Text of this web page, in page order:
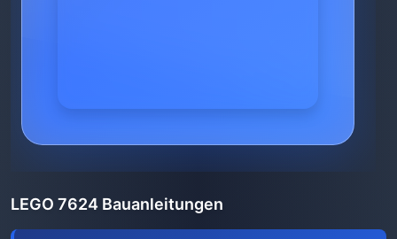
LEGO 7624 Bauanleitungen